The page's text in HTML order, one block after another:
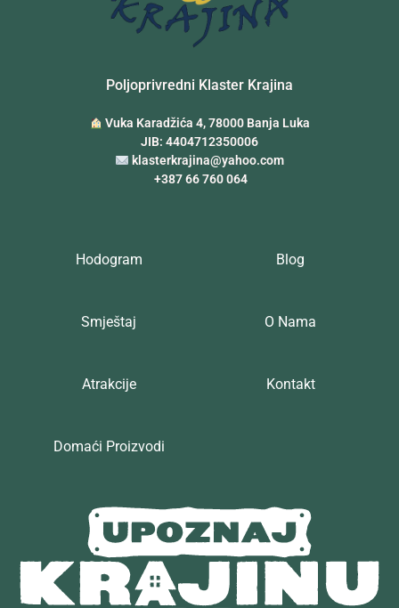
Poljoprivredni Klaster Krajina
Vuka Karadžića 4, 78000 Banja Luka
JIB: 4404712350006
klasterkrajina@yahoo.com
+387 66 760 064
Hodogram
Smještaj
Atrakcije
Domaći Proizvodi
Blog
O Nama
Kontakt